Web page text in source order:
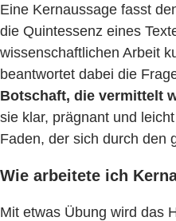
Eine Kernaussage fasst
die Quintessenz eines
wissenschaftlichen Arbeit
beantwortet dabei die
Botschaft, die vermittelt
sie klar, prägnant und
Faden, der sich durch den
Wie arbeitete ich
Mit etwas Übung wird das